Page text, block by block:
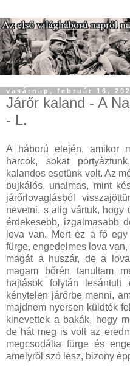
vasárnap, február 16,
Járőr kaland - A
- L.
A háború elején, amikor
harcok, sokat
kalandos esetünk volt. Az
bujkálós, unalmas, mint
járőrlovaglásból
nevetni, s alig vártuk, hogy
érdekesebb, izgalmasabb
lova van. Mert ez a fő
fürge, engedelmes lova
magát a huszár, de a
magam bőrén tanultam
hajtások folytán
kénytelen járőrbe menni,
majdnem nyersen küldték
kinevettek a bakák, hogy
de hát meg is volt az
megcsodálta fürge és
amelyről szó lesz, bizony